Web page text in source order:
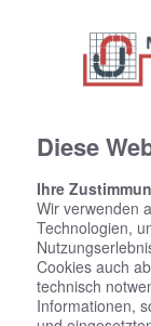
Diese
Ihre
Wir verwenden
Technologien,
Cookies auch
technisch
Informationen,